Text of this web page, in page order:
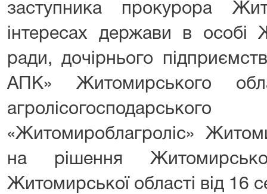
заступника прокурора
інтересах держави в особі
ради, дочірнього
АПК» Житомирського
«Житомироблагроліс»
на рішення
Житомирської області від 16